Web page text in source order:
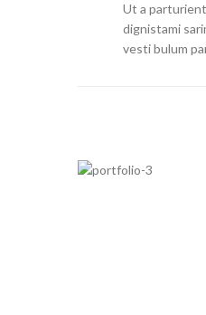
Ut a
dignistami
vesti bulum